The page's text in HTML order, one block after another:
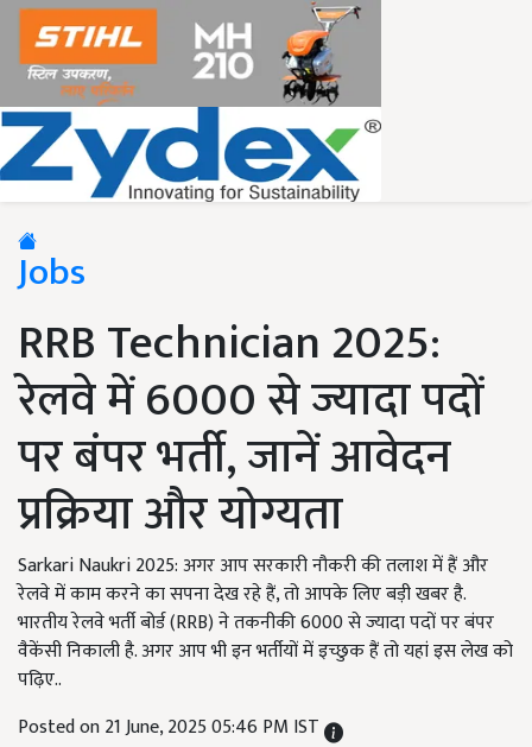
Jobs
RRB Technician 2025:
रेलवे में 6000 से ज्यादा पदों
पर बंपर भर्ती, जानें आवेदन
प्रक्रिया और योग्यता
Sarkari Naukri 2025: अगर आप सरकारी नौकरी की तलाश में हैं और
रेलवे में काम करने का सपना देख रहे हैं, तो आपके लिए बड़ी खबर है.
भारतीय रेलवे भर्ती बोर्ड (RRB) ने तकनीकी 6000 से ज्यादा पदों पर बंपर
वैकेंसी निकाली है. अगर आप भी इन भर्तीयों में इच्छुक हैं तो यहां इस लेख को
पढ़िए..
Posted on 21 June, 2025 05:46 PM IST